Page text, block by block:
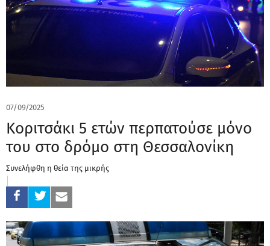
07/09/2025
Κοριτσάκι 5 ετών περπατούσε μόνο
του στο δρόμο στη Θεσσαλονίκη
Συνελήφθη η θεία της μικρής